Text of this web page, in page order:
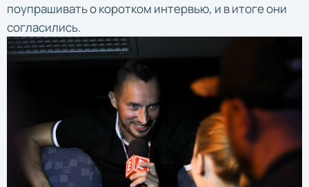
поупрашивать о коротком интервью, и в итоге они
согласились.